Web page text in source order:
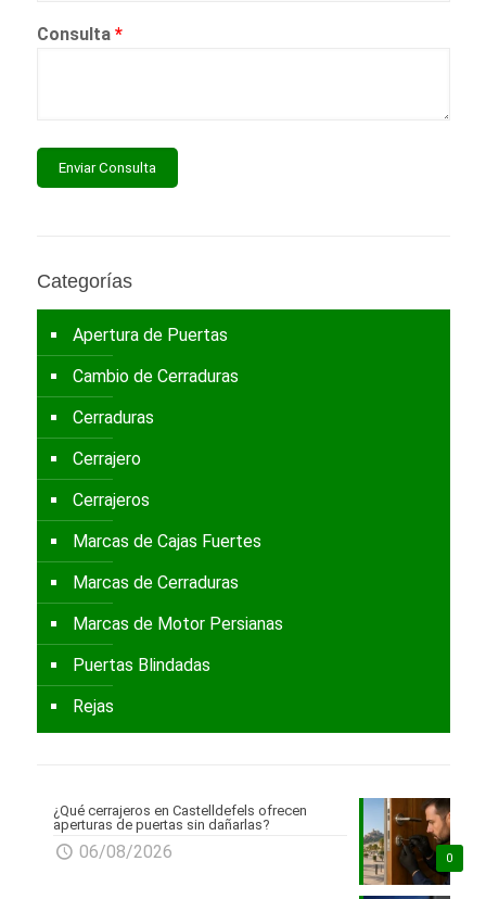
Consulta *
Categorías
Apertura de Puertas
Cambio de Cerraduras
Cerraduras
Cerrajero
Cerrajeros
Marcas de Cajas Fuertes
Marcas de Cerraduras
Marcas de Motor Persianas
Puertas Blindadas
Rejas
0
¿Qué cerrajeros en Castelldefels ofrecen
aperturas de puertas sin dañarlas?
06/08/2026